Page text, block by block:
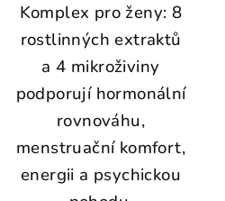
Komplex pro ženy: 8
rostlinných extraktů
a 4 mikroživiny
podporují hormonální
rovnováhu,
menstruační komfort,
energii a psychickou